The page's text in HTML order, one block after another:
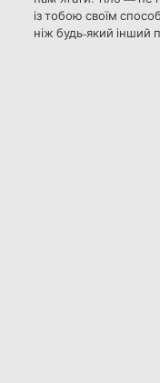
із тобою своїм
ніж будь-який інший